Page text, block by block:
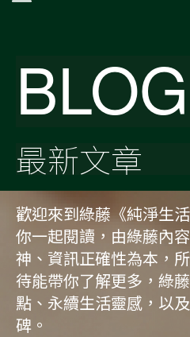
BLOG
最新文章
歡迎來到綠藤《純淨生
你一起閱讀，由綠藤內
神、資訊正確性為本，
待能帶你了解更多，綠
點、永續生活靈感，以
碑。